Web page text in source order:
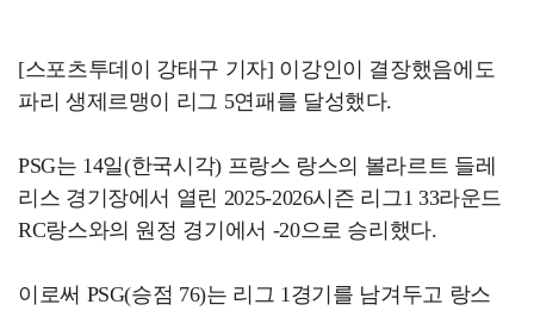
[스포츠투데이 강태구 기자] 이강인이 결장했음에도
파리 생제르맹이 리그 5연패를 달성했다.
PSG는 14일(한국시각) 프랑스 랑스의 볼라르트 들레
리스 경기장에서 열린 2025-2026시즌 리그1 33라운드
RC랑스와의 원정 경기에서 -20으로 승리했다.
이로써 PSG(승점 76)는 리그 1경기를 남겨두고 랑스